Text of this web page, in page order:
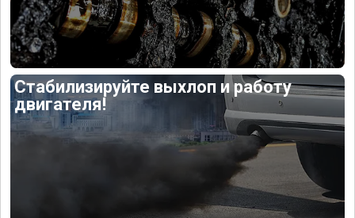
Стабилизируйте выхлоп и работу
двигателя!